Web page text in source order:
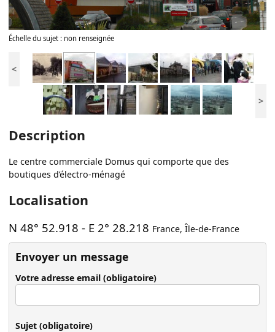
Échelle du sujet : non renseignée
<
>
Description
Le centre commerciale Domus qui comporte que des
boutiques d’électro-ménagé
Localisation
N 48° 52.918 - E 2° 28.218 France,Île-de-France
Envoyer un message
Votre adresse email (obligatoire)
Sujet (obligatoire)